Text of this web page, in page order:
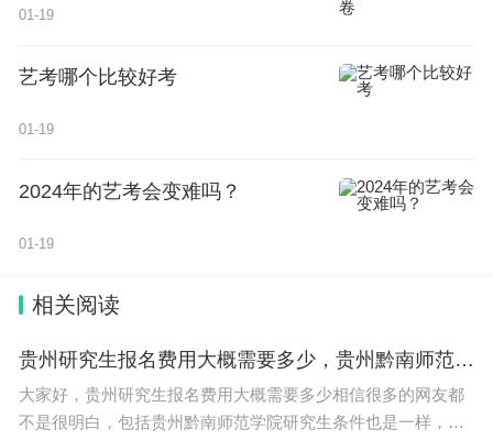
01-19
艺考哪个比较好考
01-19
2024年的艺考会变难吗？
01-19
相关阅读
贵州研究生报名费用大概需要多少，贵州黔南师范学院研究生条件
大家好，贵州研究生报名费用大概需要多少相信很多的网友都
不是很明白，包括贵州黔南师范学院研究生条件也是一样，不